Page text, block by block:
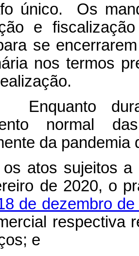
único. Os
e
se
nos termos
Enquanto
normal
da pandemia
atos sujeitos a
de 2020, o
de dezembro de
respectiva
e